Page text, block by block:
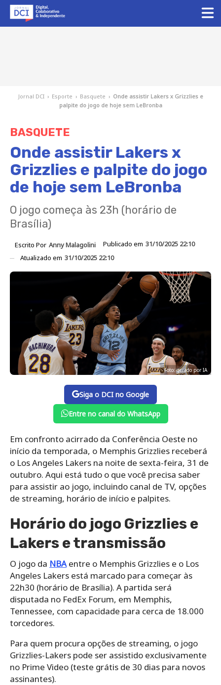
Jornal DCI › Esporte › Basquete › Onde assistir Lakers x Grizzlies e
palpite do jogo de hoje sem LeBronba
BASQUETE
Onde assistir Lakers x
Grizzlies e palpite do jogo
de hoje sem LeBronba
O jogo começa às 23h (horário de
Brasília)
Escrito Por Anny Malagolini Publicado em 31/10/2025 22:10
Atualizado em 31/10/2025 22:10
Foto: gerado por IA
Siga o DCI no Google
Entre no canal do WhatsApp
Em confronto acirrado da Conferência Oeste no
início da temporada, o Memphis Grizzlies receberá
o Los Angeles Lakers na noite de sexta-feira, 31 de
outubro. Aqui está tudo o que você precisa saber
para assistir ao jogo, incluindo canal de TV, opções
de streaming, horário de início e palpites.
Horário do jogo Grizzlies e
Lakers e transmissão
O jogo da NBAentre o Memphis Grizzlies e o Los
Angeles Lakers está marcado para começar às
22h30 (horário de Brasília). A partida será
disputada no FedEx Forum, em Memphis,
Tennessee, com capacidade para cerca de 18.000
torcedores.
Para quem procura opções de streaming, o jogo
Grizzlies-Lakers pode ser assistido exclusivamente
no Prime Video (teste grátis de 30 dias para novos
assinantes).